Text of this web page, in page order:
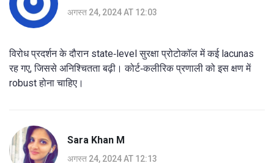
अगस्त 24, 2024 AT 12:03
विरोध प्रदर्शन के दौरान state‑level सुरक्षा प्रोटोकॉल में कई lacunas
रह गए, जिससे अनिश्चितता बढ़ी। कोर्ट‑कलीरिक प्रणाली को इस क्षण में
robust होना चाहिए।
Sara Khan M
अगस्त 24, 2024 AT 12:13